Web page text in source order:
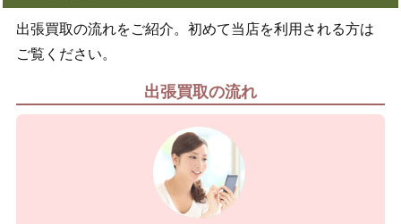
出張買取の流れをご紹介。初めて当店を利用される方は
ご覧ください。
出張買取の流れ